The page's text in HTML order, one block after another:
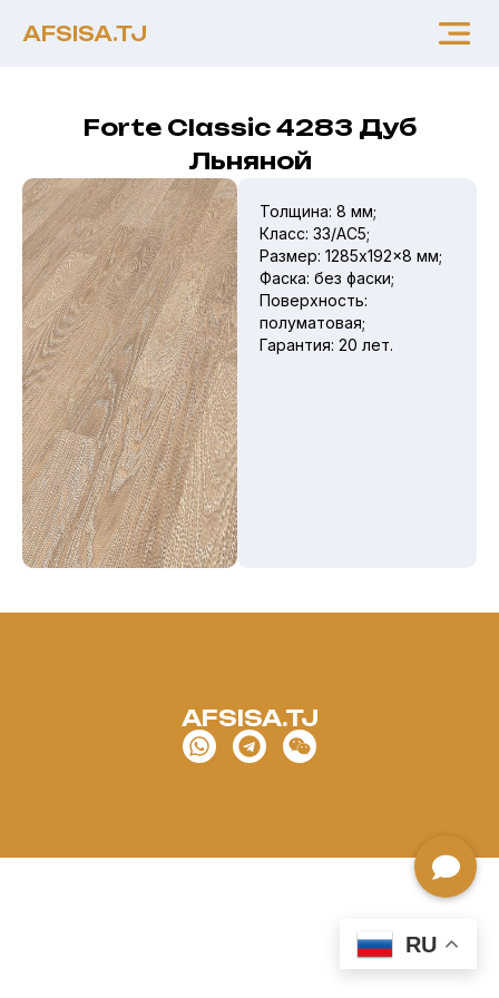
AFSISA.TJ
Forte Classic 4283 Дуб
Льняной
Толщина: 8 мм;
Класс: 33/AC5;
Размер: 1285x192x8 мм;
Фаска: без фаски;
Поверхность:
полуматовая;
Гарантия: 20 лет.
AFSISA.TJ
RU